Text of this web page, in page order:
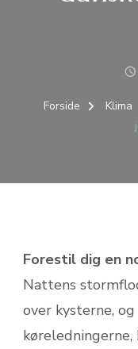
Forside Klima
Forestil dig en
Nattens
over kysterne,